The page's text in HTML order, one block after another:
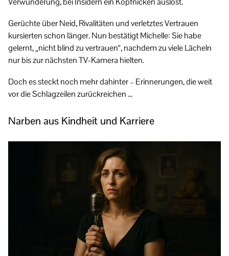
Gerüchte über Neid, Rivalitäten und verletztes Vertrauen
kursierten schon länger. Nun bestätigt Michelle: Sie habe
gelernt, „nicht blind zu vertrauen“, nachdem zu viele Lächeln
nur bis zur nächsten TV-Kamera hielten.
Doch es steckt noch mehr dahinter – Erinnerungen, die weit
vor die Schlagzeilen zurückreichen …
Narben aus Kindheit und Karriere